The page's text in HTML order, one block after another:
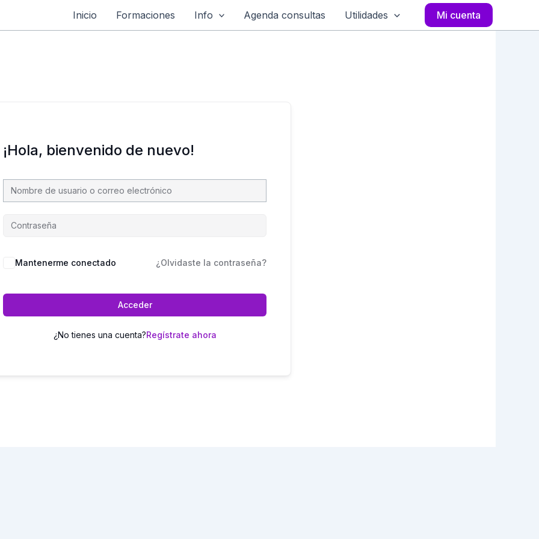
Inicio Formaciones Info Agenda consultas Utilidades Mi cuenta
¡Hola, bienvenido de nuevo!
Mantenerme conectado ¿Olvidaste la contraseña?
Acceder
¿No tienes una cuenta?Regístrate ahora